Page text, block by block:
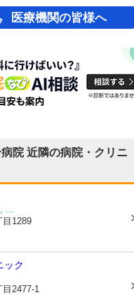
医療機関の皆様へ
院近隣の病院・クリニ
...
目1289
ック
目2477-1